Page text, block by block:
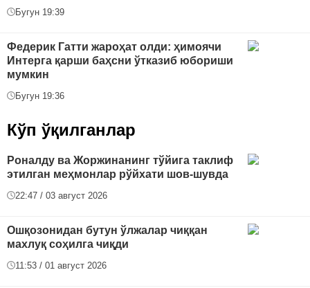
Бугун 19:39
Федерик Гатти жароҳат олди: ҳимоячи
Интерга қарши баҳсни ўтказиб юбориши
мумкин
Бугун 19:36
Кўп ўқилганлар
Роналду ва Жоржинанинг тўйига таклиф
этилган меҳмонлар рўйхати шов-шувда
22:47 / 03 август 2026
Ошқозонидан бутун ўлжалар чиққан
махлуқ соҳилга чиқди
11:53 / 01 август 2026